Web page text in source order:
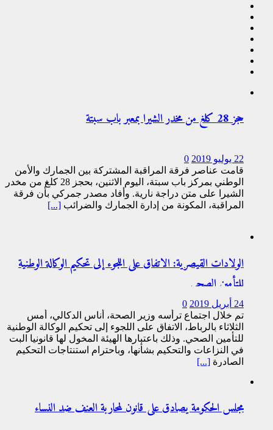
حجز 28 كلغ من مخدر الشيرا بمعبر باب سبتة
22 يوليو 2019
0
قامت عناصر فرقة المراقبة المشتركة بين الجمارك والأمن
الوطني بمركز باب سبتة، اليوم الاثنين، بحجز 28 كلغ من مخدر
الشيرا على متن دراجة نارية. وأفاد مصدر جمركي بأن فرقة
المراقبة، المكونة من إدارة الجمارك والضرائب [...]
الولادات القيصرية: الاتفاق على اللجوء إلى تحكيم الوكالة الوطنية
للتأمين الصحي
24 أبريل 2019
0
تم خلال اجتماع ترأسه وزير الصحة، أناس الدكالي، أمس
الثلاثاء بالرباط، الاتفاق على اللجوء إلى تحكيم الوكالة الوطنية
للتأمين الصحي. وذلك باعتبارها الهيئة المخول لها قانونيا البت
في النزاعات والتحكيم بشأنها، وباحترام استنتاجات التحكيم
الصادرة [...]
مجلس الحكومة يصادق على قانون لمحاربة العنف ضد النساء